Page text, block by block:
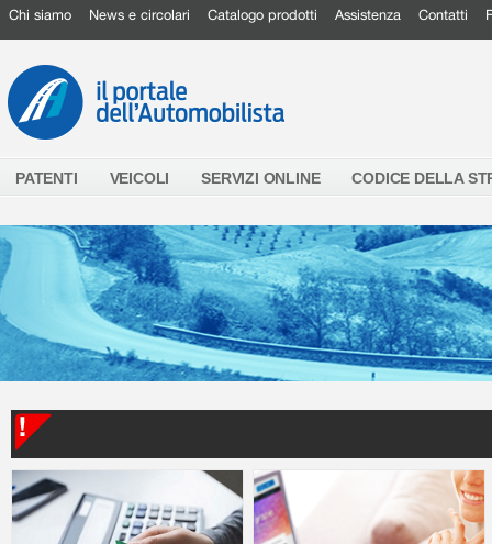
Chi siamo News e circolari Catalogo prodotti Assistenza Contatti
PATENTI VEICOLI SERVIZI ONLINE CODICE DELLA